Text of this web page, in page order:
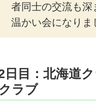
者同士の交流も深
温かい会になりま
日目：北海道
ラブ